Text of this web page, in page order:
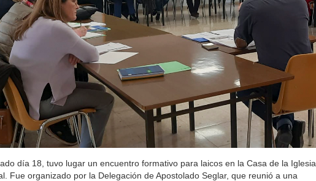
día 18, tuvo lugar un encuentro formativo para laicos en la Casa de la Iglesia
Fue organizado por la Delegación de Apostolado Seglar, que reunió a una